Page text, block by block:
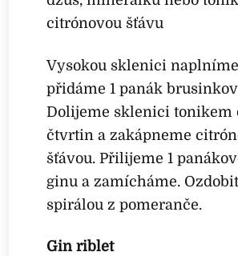
citrónovou šťávu
Vysokou sklenici
přidáme 1 panák
Dolijeme sklenici tonikem
čtvrtin a zakápneme
šťávou. Přilijeme 1
ginu a zamícháme.
spirálou z pomeranče.
Gin riblet